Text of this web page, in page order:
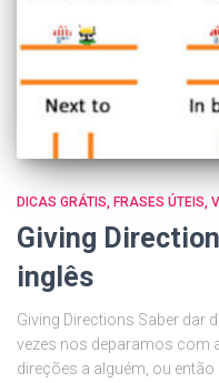
DICAS GRÁTIS FRASES ÚTEIS
Giving
inglês
Giving Directions Saber dar
vezes nos deparamos com
direções a alguém, ou